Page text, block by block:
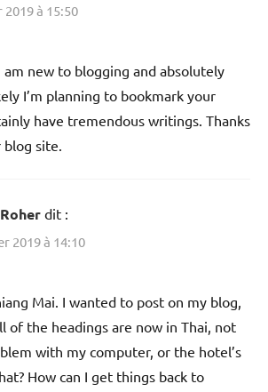
à 15:50
am new to blogging and absolutely
I’m planning to bookmark your
have tremendous writings. Thanks
site.
dit :
2019 à 14:10
Mai. I wanted to post on my blog,
of the headings are now in Thai, not
with my computer, or the hotel’s
How can I get things back to